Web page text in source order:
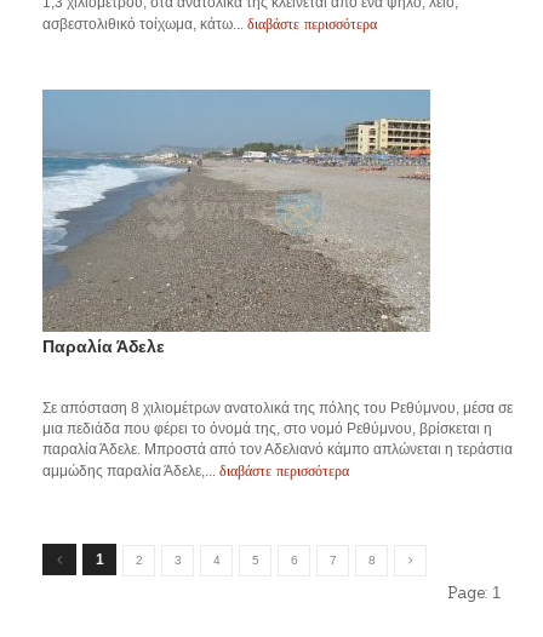
ασβεστολιθικό τοίχωμα, κάτω... διαβάστε περισσότερα
Παραλία Άδελε
Σε απόσταση 8 χιλιομέτρων ανατολικά της πόλης του Ρεθύμνου, μέσα σε
μια πεδιάδα που φέρει το όνομά της, στο νομό Ρεθύμνου, βρίσκεται η
παραλία Άδελε. Μπροστά από τον Αδελιανό κάμπο απλώνεται η τεράστια
αμμώδης παραλία Άδελε,... διαβάστε περισσότερα
1 2 3 4 5 6 7 8
Page: 1